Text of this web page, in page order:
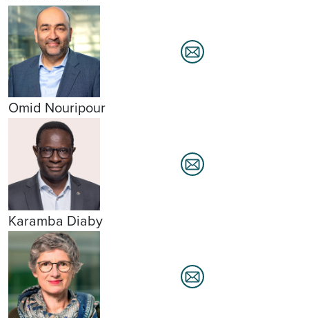
Omid Nouripour
Karamba Diaby